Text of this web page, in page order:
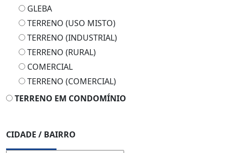
GLEBA
TERRENO (USO MISTO)
TERRENO (INDUSTRIAL)
TERRENO (RURAL)
COMERCIAL
TERRENO (COMERCIAL)
TERRENO EM CONDOMÍNIO
CIDADE / BAIRRO